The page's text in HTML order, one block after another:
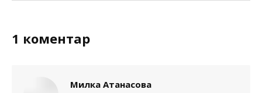
1 коментар
Милка Атанасова